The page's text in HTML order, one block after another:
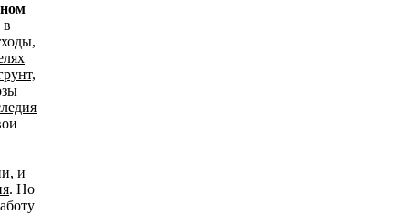
в
и
. Но